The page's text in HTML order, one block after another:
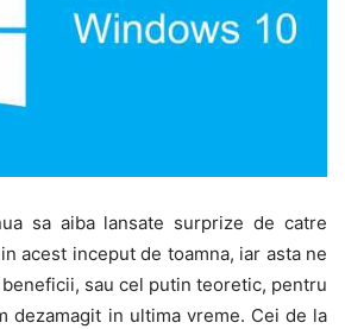
sa aiba lansate surprize de catre
acest inceput de toamna, iar asta ne
sau cel putin teoretic, pentru
dezamagit in ultima vreme. Cei de la